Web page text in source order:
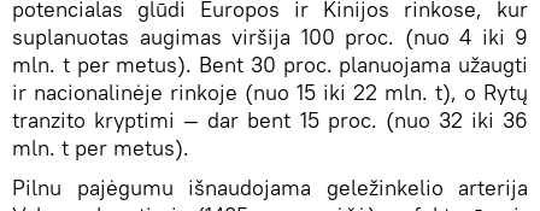
potencialas glūdi Europos ir Kinijos rinkose, kur
suplanuotas augimas viršija 100 proc. (nuo 4 iki 9
mln. t per metus). Bent 30 proc. planuojama užaugti
ir nacionalinėje rinkoje (nuo 15 iki 22 mln. t), o Rytų
tranzito kryptimi — dar bent 15 proc. (nuo 32 iki 36
mln. t per metus).
Pilnu pajėgumu išnaudojama geležinkelio arterija